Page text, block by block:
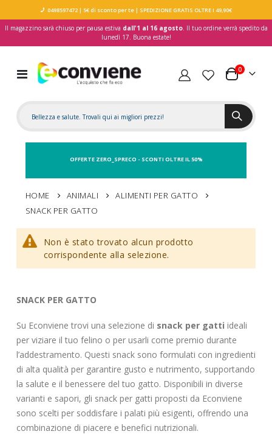
0498597472| 5€ di sconto per te| SPEDIZIONE GRATIS OLTRE I 49,90€
Il magazzino sarà chiuso per pausa estiva dall'1 al 16 agosto. Il tuo ordine verrà spedito da
lunedì 17. Buona estate!
Toggle
Nav
Carrello
0elementi
OFFERTE ZERO_SPRECO - SCONTI OLTRE IL 50%
HOME ANIMALI
ALIMENTI PER GATTO
SNACK PER GATTO
Non è stato trovato alcun prodotto
corrispondente alla selezione.
SNACK PER GATTO
Su Econviene trovi una selezione di snack per gatti ideali
per viziare il tuo felino o per usarli come premio durante
l’addestramento. Questi snack sono formulati con ingredienti
di alta qualità per garantire gusto e nutrimento, supportando
la salute e il benessere del tuo gatto. Disponibili in diverse
varianti e sapori, gli snack per gatti proposti da Econviene
sono scelti per soddisfare i palati più esigenti, offrendo una
combinazione di piacere e benefici nutrizionali.